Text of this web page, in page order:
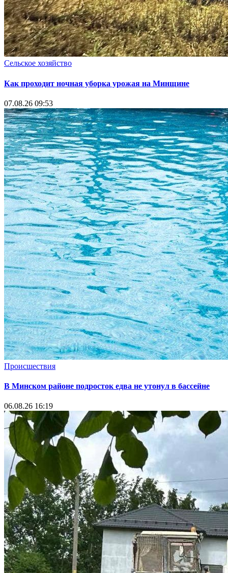
Сельское хозяйство
Как проходит ночная уборка урожая на Минщине
07.08.26 09:53
Происшествия
В Минском районе подросток едва не утонул в бассейне
06.08.26 16:19